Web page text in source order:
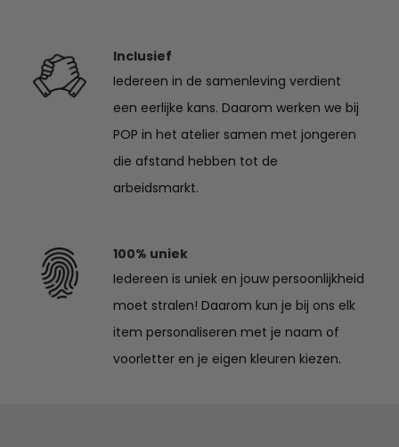
Inclusief
Iedereen in de samenleving verdient
een eerlijke kans. Daarom werken we bij
POP in het atelier samen met jongeren
die afstand hebben tot de
arbeidsmarkt.
100% uniek
Iedereen is uniek en jouw persoonlijkheid
moet stralen! Daarom kun je bij ons elk
item personaliseren met je naam of
voorletter en je eigen kleuren kiezen.